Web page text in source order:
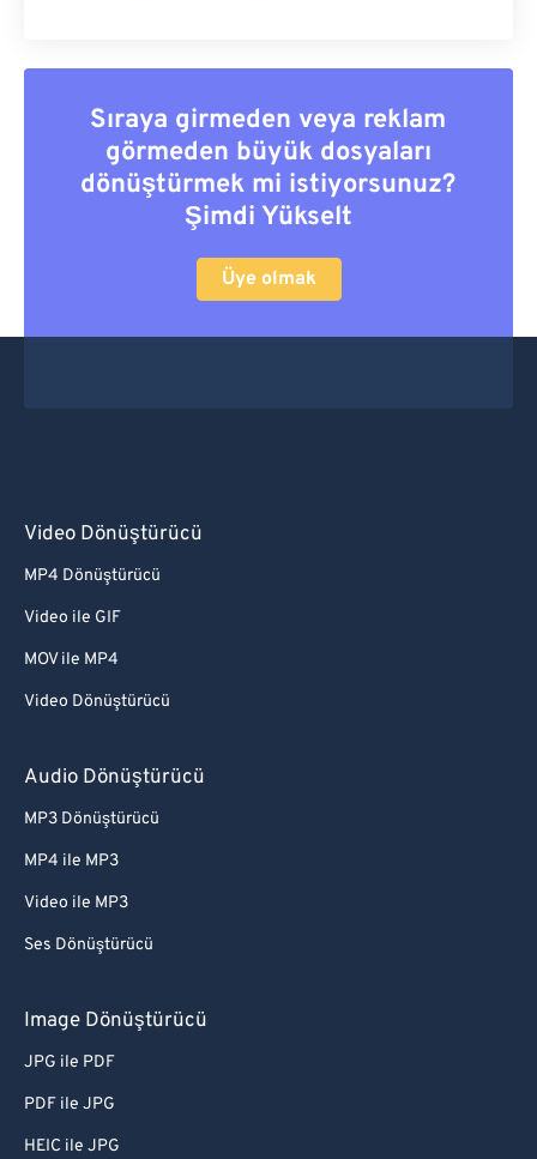
Sıraya girmeden veya reklam
görmeden büyük dosyaları
dönüştürmek mi istiyorsunuz?
Şimdi Yükselt
Üye olmak
Video Dönüştürücü
MP4 Dönüştürücü
Video ile GIF
MOV ile MP4
Video Dönüştürücü
Audio Dönüştürücü
MP3 Dönüştürücü
MP4 ile MP3
Video ile MP3
Ses Dönüştürücü
Image Dönüştürücü
JPG ile PDF
PDF ile JPG
HEIC ile JPG